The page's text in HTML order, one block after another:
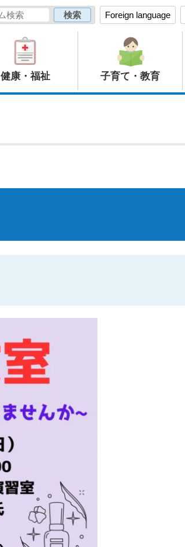
Foreign language
健康・福祉 子育て・教育